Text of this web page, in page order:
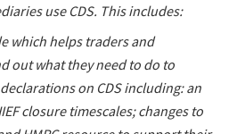
use CDS. This includes:
which helps traders and
out what they need to do to
on CDS including: an
closure timescales; changes to